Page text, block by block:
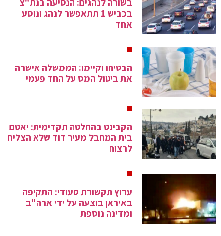
בשורה לנהגים: הנסיעה בנת"צ
בכביש 1 תתאפשר לנהג ונוסע
אחד
הבטיחו וקיימו: הממשלה אישרה
את ביטול המס על החד פעמי
הקבינט בהחלטה תקדימית: יאטם
בית המחבל מעיר דוד שלא הצליח
לרצוח
ערוץ תקשורת סעודי: התקיפה
באיראן בוצעה על ידי ארה"ב
ומדינה נוספת